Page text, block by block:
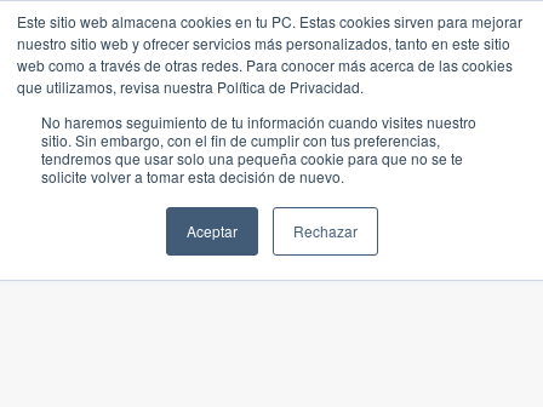
Este sitio web almacena cookies en tu PC. Estas cookies sirven para mejorar
nuestro sitio web y ofrecer servicios más personalizados, tanto en este sitio
web como a través de otras redes. Para conocer más acerca de las cookies
que utilizamos, revisa nuestra Política de Privacidad.
No haremos seguimiento de tu información cuando visites nuestro
sitio. Sin embargo, con el fin de cumplir con tus preferencias,
tendremos que usar solo una pequeña cookie para que no se te
solicite volver a tomar esta decisión de nuevo.
Aceptar Rechazar